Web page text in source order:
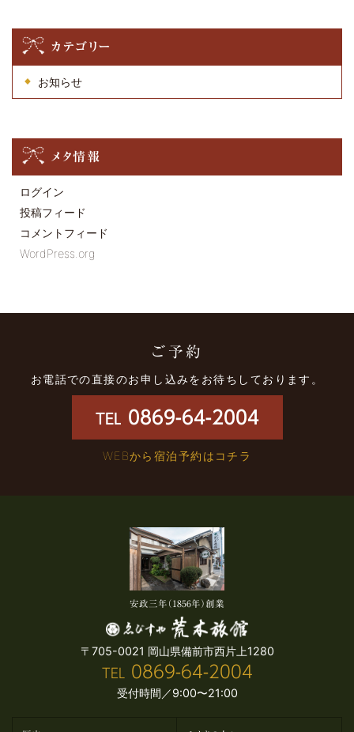
カテゴリー
お知らせ
メタ情報
ログイン
投稿フィード
コメントフィード
WordPress.org
ご予約
お電話での直接のお申し込みをお待ちしております。
TEL 0869-64-2004
WEBから宿泊予約はコチラ
安政三年（1856年）創業
〒705-0021 岡山県備前市西片上1280
TEL
0869-64-2004
受付時間／9:00〜21:00